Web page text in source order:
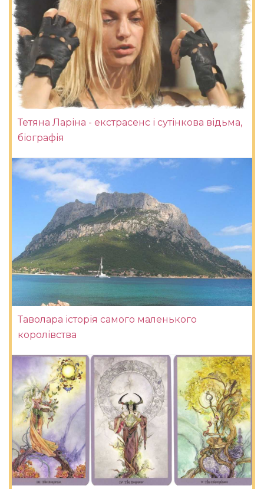
Тетяна Ларіна - екстрасенс і сутінкова відьма,
біографія
Таволара історія самого маленького
королівства